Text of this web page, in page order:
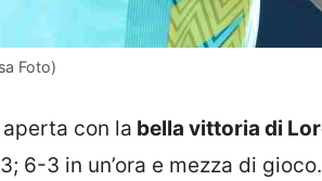
Foto)
con la bella vittoria di
6-3 in un’ora e mezza di